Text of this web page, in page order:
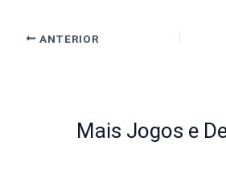
ANTERIOR
Mais Jogos e